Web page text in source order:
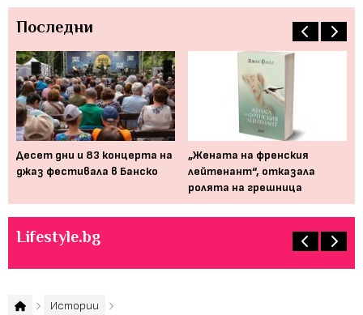
Последни
Десет дни и 83 концерта на
джаз фестивала в Банско
„Жената на френския
лейтенант“, отказала
ролята на грешница
Lifestyle.bg
Истории